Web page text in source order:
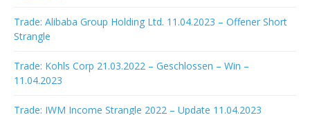
Trade: Alibaba Group Holding Ltd. 11.04.2023 – Offener Short
Strangle
Trade: Kohls Corp 21.03.2022 – Geschlossen – Win –
11.04.2023
Trade: IWM Income Strangle 2022 – Update 11.04.2023